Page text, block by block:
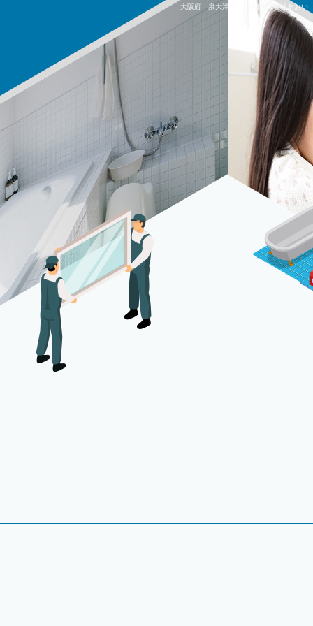
大阪府 泉大津市 Ｔ邸|株式会社あおい